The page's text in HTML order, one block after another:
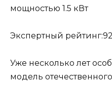
мощностью 1.5 кВт
Экспертный
Уже несколько лет
модель